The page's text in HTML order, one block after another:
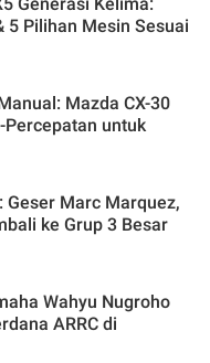
5 Pilihan Mesin Sesuai
Mazda CX-30
untuk
Geser Marc Marquez,
ke Grup 3 Besar
Wahyu Nugroho
ARRC di